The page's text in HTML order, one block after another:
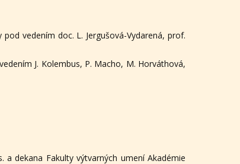
vedením doc. L. Jergušová-Vydarená, prof.
J. Kolembus, P. Macho, M. Horváthová,
dekana Fakulty výtvarných umení Akadémie